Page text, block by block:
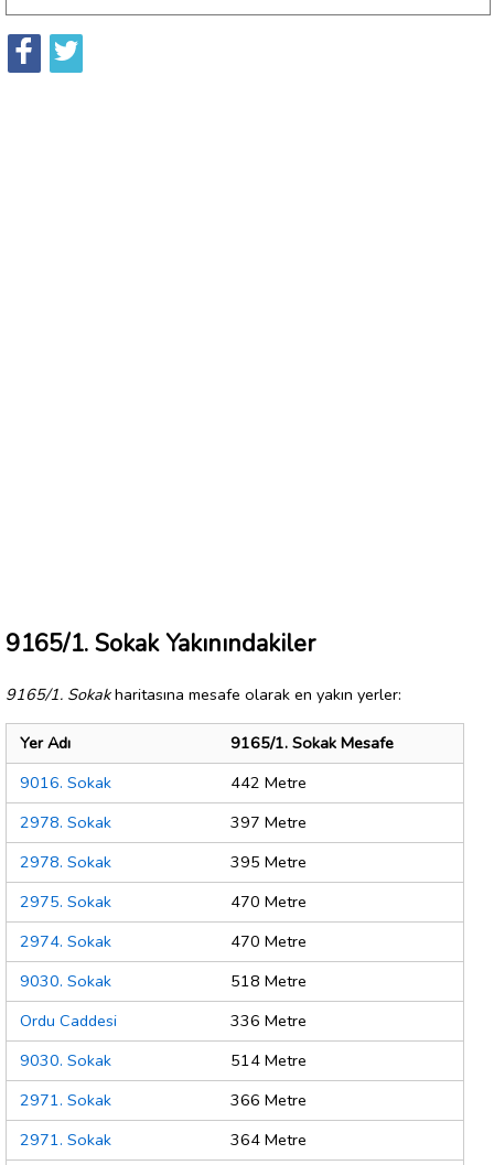
9165/1. Sokak Yakınındakiler
9165/1. Sokakharitasına mesafe olarak en yakın yerler:
Yer Adı
9165/1. Sokak Mesafe
9016. Sokak
442 Metre
2978. Sokak
397 Metre
2978. Sokak
395 Metre
2975. Sokak
470 Metre
2974. Sokak
470 Metre
9030. Sokak
518 Metre
Ordu Caddesi
336 Metre
9030. Sokak
514 Metre
2971. Sokak
366 Metre
2971. Sokak
364 Metre